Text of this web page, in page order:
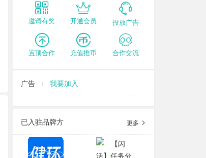
邀请有奖 开通会员 投放广告
置顶合作 充值推币 合作交流
广告 我要加入
已入驻品牌方 更多